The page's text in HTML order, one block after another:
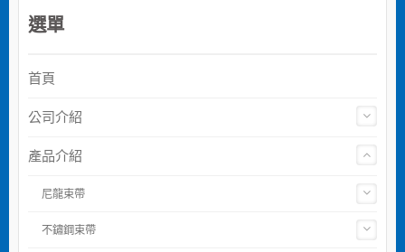
選單
首頁
公司介紹
產品介紹
尼龍束帶
不鏽鋼束帶